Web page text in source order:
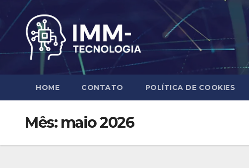
content
HOME CONTATO POLÍTICA DE COOKIES
Mês: maio 2026